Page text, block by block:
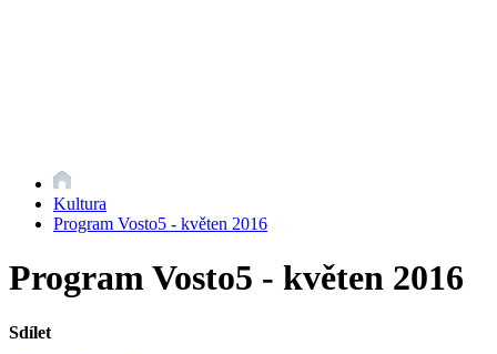
Kultura
Program Vosto5 - květen 2016
Program Vosto5 - květen 2016
Sdílet